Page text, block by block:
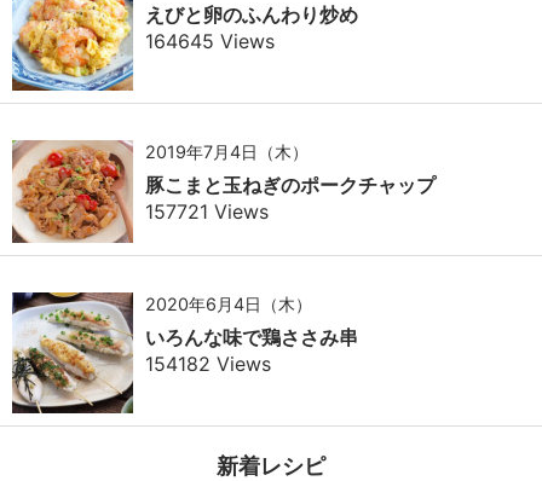
えびと卵のふんわり炒め
164645 Views
2019年7月4日（木）
豚こまと玉ねぎのポークチャップ
157721 Views
2020年6月4日（木）
いろんな味で鶏ささみ串
154182 Views
新着レシピ